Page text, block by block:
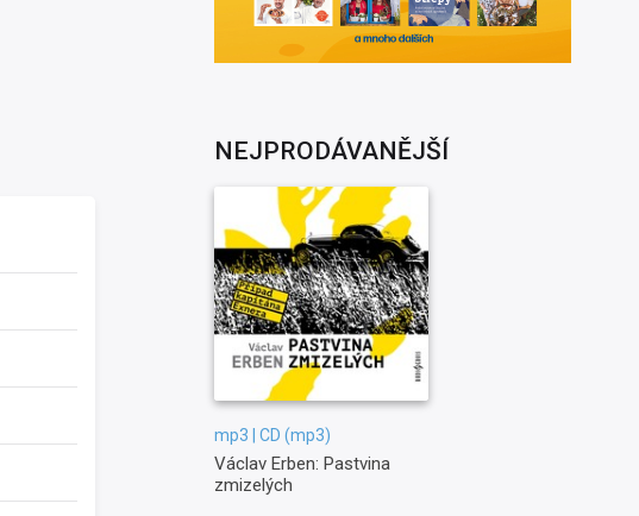
NEJPRODÁVANĚJŠÍ
mp3 | CD (mp3)
Václav Erben: Pastvina
zmizelých